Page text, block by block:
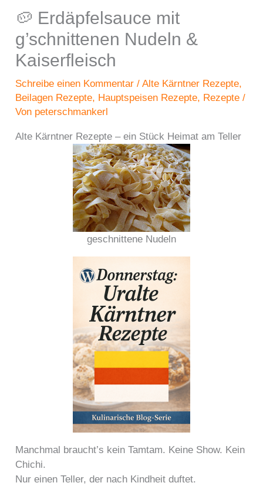
🥔 Erdäpfelsauce mit
g’schnittenen Nudeln &
Kaiserfleisch
Schreibe einen Kommentar /Alte Kärntner Rezepte,
Beilagen Rezepte, Hauptspeisen Rezepte, Rezepte /
Von peterschmankerl
Alte Kärntner Rezepte – ein Stück Heimat am Teller
geschnittene Nudeln
Manchmal braucht’s kein Tamtam. Keine Show. Kein
Chichi.
Nur einen Teller, der nach Kindheit duftet.